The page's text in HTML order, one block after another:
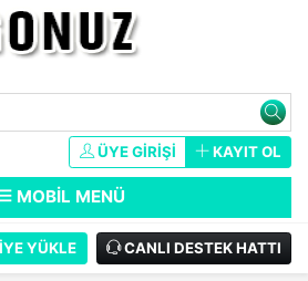
❅
ÜYE GIRIŞI KAYIT OL
MOBIL MENÜ
YÜKLE CANLI DESTEK HATTI